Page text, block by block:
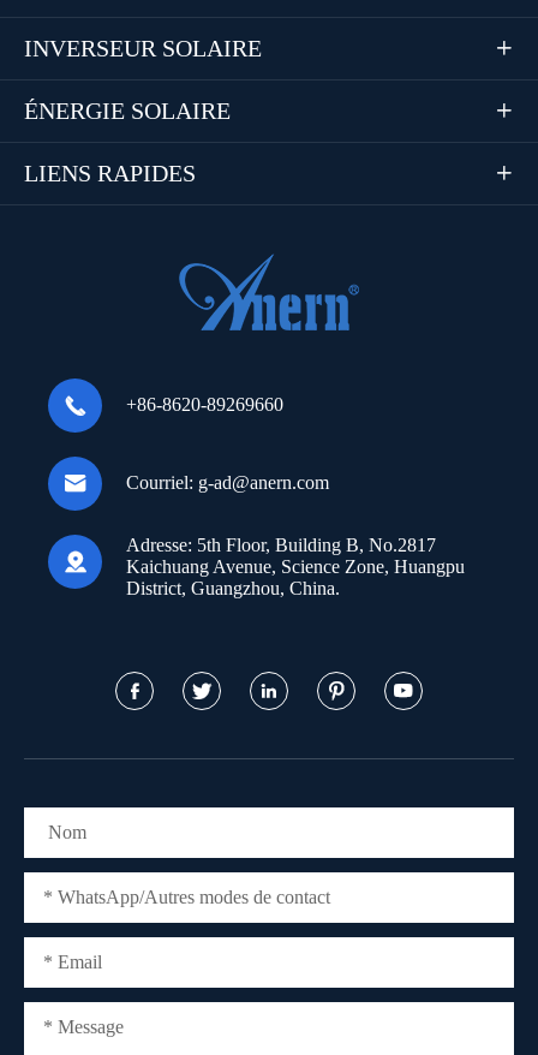
INVERSEUR SOLAIRE 
ÉNERGIE SOLAIRE 
LIENS RAPIDES 
 +86-8620-89269660
 Courriel: g-ad@anern.com

Adresse: 5th Floor, Building B, No.2817
Kaichuang Avenue, Science Zone, Huangpu
District, Guangzhou, China.
    